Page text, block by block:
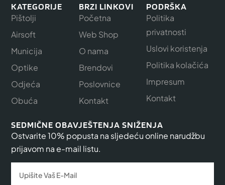
KATEGORIJE
Pištolji
Airsoft
Municija
Optike
Odjeća
Obuća
BRZI LINKOVI
Početna
Web Shop
O nama
Brendovi
Poslovnice
Kontakt
PODRŠKA
Politika
privatnosti
Uslovi koristenja
Politika kolačića
Impresum
Kontakt
SEDMIČNE OBAVJEŠTENJA SNIŽENJA
Ostvarite 10% popusta na sljedeću online narudžbu
prijavom na e-mail listu.